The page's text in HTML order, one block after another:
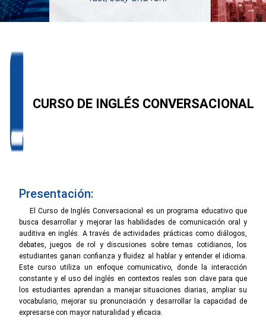
CURSO DE INGLÉS CONVERSACIONAL
Presentación:
El Curso de Inglés Conversacional es un programa educativo que
busca desarrollar y mejorar las habilidades de comunicación oral y
auditiva en inglés. A través de actividades prácticas como diálogos,
debates, juegos de rol y discusiones sobre temas cotidianos, los
estudiantes ganan confianza y fluidez al hablar y entender el idioma.
Este curso utiliza un enfoque comunicativo, donde la interacción
constante y el uso del inglés en contextos reales son clave para que
los estudiantes aprendan a manejar situaciones diarias, ampliar su
vocabulario, mejorar su pronunciación y desarrollar la capacidad de
expresarse con mayor naturalidad y eficacia.